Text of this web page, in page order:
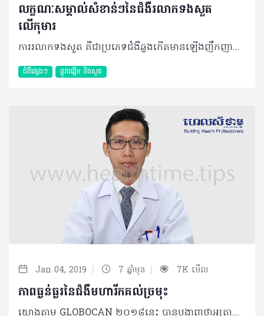
លក្ខណៈសម្គាល់សំខាន់ៗនៃជំងឺរលាកទងសួត
លើកុមារ
ការរលាកទងសួត គឺជាប្រភេទជំងឺឆ្លងកើតមានឡើងញឹកញាប់ចំពោះក្មេងតូច និងទារក ដោយសារមានការរលាក និងស្ទះក្នុងទងសួត (Bronchiole) ដែលភាគច្រើនបង្កឡើងពីវីរុស។ ជាធម្មតារយៈពេលនៃជំងឺរលាកទងសួត គឺនៅអំឡុងខែត្រជាក់។ ជំងឺរលាកទងសួត ចាប់ផ្តើមជាមួយនឹងរោគសញ្ញាប្រហាក់ប្រហែលទៅនឹងជំងឺផ្តាសាយ ប៉ុន្តែវាអាចវិវឌ្ឍទៅជាក្អក ឮសំឡេងពេលដកដង្ហើម និងពេលខ្លះពិបាកដកដង្ហើម។ សញ្ញានៃការរលាកទងសួតអាចស្ថិតនៅពីច្រើនថ្ងៃទៅច្រើនសប្តាហ៍ ឬរហូតដល់មួយខែ។ កុមារភាគច្រើនបានធូរស្រាលដោយការសម្រាកព្យាបាលនៅផ្ទះ និងមានភាគរយតិចបំផុតដែលទាមទារឲ្យមានការព្យាបាលនៅមន្ទីរពេទ្យ។ លក្ខណៈនៃជំងឺ ការរលាកដែលប៉ះពាល់ផ្នែកនៃសួតត្រង់ bronchioles ត្រូវបានហៅថាជាជំងឺរលាកទងសួត។ Bronchioles មានលក្ខណៈតូច បំពង់មែកធាងដែលដឹកនាំខ្យល់ចេញចូលពីសួត។ នៅពេលបំពង់នេះ ត្រូវបានឆ្លងមេរោគ វាឡើងហើម និងពេញដោយស្លេស្ម ដែលធ្វើឲ្យពិបាកក្នុងការដកដង្ហើម។ ជំងឺរលាកទងសួតជាធម្មតាប៉ះពាល់ដល់ក្មេងអាយុក្រោម ២ឆ្នាំ ដែលអាចជាដោយខ្លួនឯងចំពោះក្មេងភាគច្រើន ប៉ុន្តែកុមារខ្លះដែលមានជំងឺនេះត្រូវការជួបប្រឹក្សាជាមួយគ្រូពេទ្យជាចាំបាច់។ ការចម្លងរោគ មូលហេតុចម្បងនៃការរលាកទងសួតគឺបណ្ដាលមកពីវីរុសមានឈ្មោះថា respiratory syncytial virus ឬ RSV។ វីរុសប្រភេទនេះរស់នៅក្នុងដំណក់ទឹកល្អិតៗ ដែលមាននៅក្នុងខ្យល់ពេលអ្នកជំងឺក្អក ឬកណ្តាស់ដែលអាចសាយភាយបានយ៉ាងងាយស្រួលពីមនុស្សម្នាក់ ទៅកាន់មនុស្សម្នាក់ទៀត។ រោគសញ្ញា ជាទូទៅ ការរលាកទងសួត ចាប់ផ្តើមដូចជាជំងឺផ្តាសាយដែរ ដែលកុមារតែងលេចឡើងនូវអាការៈដូចខាងក្រោម៖ • តឹងច្រមុះ ឬហៀរសម្បោរ • ក្អកដែលមានលក្ខណៈស្រាល • ក្តៅខ្លួនលើសពី៣៨ អង្សាសេ • ថយចុះចំណង់អាហារ។ នៅពេលការរលាកទងសួតកាន់តែវិវឌ្ឍធ្ងន់ធ្ងរ កុមារអាចលេចឡើងនូវសញ្ញាបន្ថែមរួមមាន៖ • ដកដង្ហើមញាប់ ឬមានបញ្ហាដង្ហើម៖ ចំពោះទារក សញ្ញាដំបូងអាចជាការផ្អាកដង្ហើមក្នុងរយៈពេលពី ១៥វិនាទី ឬ២០វិនាទី • ឮសំឡេងពេលដកដង្ហើម (ជាធម្មតាមានរយៈពេល៧ថ្ងៃ) • ក្អកធ្ងន់ធ្ងរ (រហូតដល់១៤ថ្ងៃ ឬយូរជាងនេះ) • មានបញ្ហាក្នុងការញ៉ាំ និងផឹក (ដោយសារសញ្ញាផ្សេងៗ)។ ការព្យាបាល ការព្យាបាលសំខាន់បំផុតនៃជំងឺរលាកទងសួត គឺត្រូវប្រាកដថាទារក ឬកូនរបស់អ្នកទទួលបានអុកស៊ីសែនគ្រប់គ្រាន់ ដោយគ្រូពេទ្យ ឬគិលានុបដ្ឋាកត្រូវបឺតស្លេស្មចេញពីច្រមុះកូនអ្នក ឬផ្តល់ខ្យល់មានសំណើម ឬអុកស៊ីសែនសម្រាប់ការដកដង្ហើម។ គួរបញ្ជាក់ថាគ្រូពេទ្យនឹងមិនផ្តល់ថ្នាំអង់ទីប៊ីយ៉ូទិកទេ ព្រោះការរលាកទងសួតបង្កឡើងពីវីរុស ហើយអង់ទីប៊ីយ៉ូទិកមិនមានប្រសិទ្ធភាពសម្លាប់វីរុសបានឡើយ។ ការថែទាំទារក ជាការពិតណាស់ គន្លឹះមួយចំនួនដែលឪពុកម្តាយគួរអនុវត្តដើម្បីជួយដល់កូនៗពីជំងឺរលាកទងសួតនេះរួមមាន៖ • ត្រូវប្រាកដថាកូនអ្នកទទួលបានជាតិទឹកគ្រប់គ្រាន់ • ប្រើប្រាស់ឧបករណ៍ផ្តល់សំណើមក្នុងបន្ទប់គេងរបស់កូនអ្នក • បើកូនអ្នកមិនស្រួលដោយសារក្តៅខ្លួន អ្នកអាចព្យាបាលដោយប្រើប៉ារ៉ាសេតាម៉ុល ឬ Ibuprofen • ចៀសវាងការប្រើ Aspirin ចំពោះក្មេងអាយុតិចជាង ១៨ឆ្នាំ • សម្អាតច្រមុះកូនអ្នកជាមួយសូលុយស្យុងសេរ៉ូមប្រៃ • បើកូនអ្នកមានអាយុលើសពី១ឆ្នាំ អាចផ្តល់អាហារក្តៅឧណ្ហៗ សារធាតុរាវថ្លាដើម្បីសម្រួលបំពង់ក និងជួយកាត់បន្ថយស្លេស្ម • ឲ្យកូនអ្នកគេងកើយខ្នើយបើពួកគេអាយុលើសពីមួយឆ្នាំ (មិនត្រូវប្រើខ្នើយទេបើកូនអ្នកអាយុក្រោម ១ឆ្នាំ) • គួរគេងក្នុងបន្ទប់ជាមួយកូនអ្នក ដូច្នេះ អ្នកនឹងអាចដឹងភ្លាមៗប្រសិនពួកគេពិបាកដកដង្ហើម • មិនអនុញ្ញាតឲ្យមាននរណាម្នាក់ជក់បារីនៅក្បែរកូនអ្នកឡើយ។ ការការពារ អ្នកអាចកាត់បន្ថយឱកាសដែលកូនអ្នកនឹងកើតជំងឺរលាកទងសួតដោយ៖ • លាងសម្អាតដៃអ្នក និងដៃកូនរបស់អ្នកឲ្យបានញឹកញាប់ជាមួយសាប៊ូដុំ និងទឹក ឬប្រើអាល់កុលជូតដៃ • នៅឲ្យឆ្ងាយពីមនុស្សពេញវ័យ ឬក្មេងដែលឈឺ • ចាក់វ៉ាក់សាំងបង្ការជំងឺផ្តាសាយជាប្រចាំចំពោះអ្នក និងកូនតូចរបស់អ្នក។ ជំងឺរលាកទងសួតអាចលាប់ឡើងវិញ ហើយការបង្ករោគអាចកើតឡើងលើសពីម្តងអំឡុងពេលជាមួយគ្នាក្នុងរដូវកាលនៃជំងឺផ្លូវដង្ហើម ហើយអ្នកជំងឺខ្លះអាចមានការបង្ករោគពីវីរុសពីរផ្សេងគ្នាក្នុងពេលតែមួយ។ បន្ថែមពីនោះ គ្រប់អ្នកជំងឺរលាកទងសួតត្រូវរក្សាគម្លាតឲ្យនៅដាច់ដោយឡែកពីអ្នកជំងឺផ្សេងទៀតដែលមាន និងគ្មានជំងឺរលាកទងសួត។ ប្រសិនបើចាំបាច់ អ្នកជំងឺដែលបង្កពីវីរុសដូចគ្នាអាចនៅបន្ទប់ជាមួយគ្នា ទោះជាយ៉ាងណាក៏ដោយបម្រុងប្រយ័ត្នគួរតែត្រូវបានអនុវត្តជានិច្ច។ ការវិវឌ្ឍ គួរបញ្ជាក់ដែរថា កុមារដែលធ្លាប់មានជំងឺរលាកទងសួតអាចនឹងពិបាកដកដង្ហើម ឬដកដង្ហើមឮម្តងទៀតក្នុងកម្រិតតែ៥០% ប៉ុណ្ណោះ។ ម៉្យាងទៀតគេនៅមិនទាន់ច្បាស់ថា តើវីរុសអាចបង្កឲ្យមានជំងឺហឺតបន្ថែមទៀត ឬកុមារដែលមានជំងឺហឺតអាចប្រឈមខ្ពស់ទៅនឹងជំងឺរលាកទងសួតឬយ៉ាងណា។ បកស្រាយដោយ៖ វេជ្ជបណ្ឌិត វ៉ាន សុខជា ឯកទេសរោគកុមារ សញ្ញាបត្រពីប្រទេសបារំាងនិងអូស្ត្រាលី បម្រើការនៅមន្ទីរពេទ្យកុមារជាតិ និងជាប្រធានមន្ទីរសំរាកព្យាបាលរោគកុមារ ម៉ាក់ស៊ីឃែរ អត្ថបទ៖ ដកស្រង់ចេញពីទស្សនាវដ្ដី ហេលស៍ថាម ប្រូ លេខ ៨៣ 2019 រក្សាសិទ្ធិគ្រប់យ៉ាង​ដោយ Healthtime Corporation ចំពោះគ្រប់អត្ថបទដោយគ្មានផ្នែកណាមួយត្រូវបោះពុម្ពផ្សាយចូលប្រព័ន្ធអុីនធឺណែតឧបករណ៍អេឡិចត្រូនិកអាត់ជាសំឡេងឬថតចំលងគ្រប់រូបភាពដោយគ្មានការអនុញ្ញាតឡើយ
ជំងឺផ្សេងៗ ផ្លូវដង្ហើម និងសួត
Jan 04, 2019 | 7 ឆ្នាំមុន | 7K មើល
ភាពធ្ងន់ធ្ងរនៃជំងឺមហារីកគល់ច្រមុះ
យោងតាម GLOBOCAN ២០១៨នេះ បានបង្ហាញថាអត្រានៃការកើតជំងឺមហារីកនៅទ្វីបអាស៊ីមានរហូតដល់ ៨៤.៦% ដែលជាអត្រាមួយច្រើនជាងគេ បើប្រៀបធៀបនឹងបណ្តាទ្វីបដទៃទៀតនៅលើសកលលោក។ ចំណែកនៅប្រទេសកម្ពុជាវិញ ដោយហេតុថា មិនទាន់មានការសិក្សាណាមួយអំពីជំងឺនេះ ដូច្នេះទិន្នន័យពិតប្រាកដទូទាំងប្រទេសក៏មិនទាន់មានដែរ។ប៉ុន្តែបើយោងតាមទិន្នន័យបានពីមន្ទីរពេទ្យមិត្តភាព​ខ្មែរ-សូវៀត ក្នុងរយៈពេល២ឆ្នាំចុងក្រោយនេះ (២០១៦- ២០១៧) បានបង្ហាញថា ជំងឺមហារីកគល់ច្រមុះបានជាប់ចំណាត់ថ្នាក់លេខ១ ក្នុងចំណោមជំងឺមហារីក​ ត្រចៀក ច្រមុះ បំពង់ក និងជាប់ចំណាត់ថ្នាក់លេខ៧ ក្នុងផ្នែកជំងឺមហារីក។ ជំងឺមហារីកគល់ច្រមុះ ឬភាសាបច្ចេកទេសហៅ ថា Nasopharyngeal Cancer គឺជាប្រភេទជំងឺមហារីកដែលជាទូទៅ វាចាប់ផ្តើមកើតមាននៅទីតាំងក្រោយរន្ធច្រមុះ ខាងលើបំពង់ក និងនៅជាប់បាតខួរក្បាល បន្ទាប់មកវាអាចរីករាលដាល ទៅផ្នែកផ្សេងៗនៃរាងកាយ។ យើងសង្កេតឃើញថាជំងឺមហារីកគល់ច្រមុះមានច្រើនប្រភេទណាស់ប៉ុន្តែបើយោងតាមអង្គការសុខភាពពិភពលោកឆ្នាំ ២០០៣ បានបែងចែកជំងឺនេះជា ៣ ប្រភេទធំៗ ដោយក្នុងនោះមានតែ២ប្រភេទប៉ុណ្ណោះ ដែលជួបប្រទះច្រើនជាងគេនៅលើពិភពលោក គឺប្រភេទទី២ និងទី៣ ហើយប្រភេទទី៣នេះត្រូវបានគេឲ្យ ឈ្មោះថា Undifferentiated Carcinoma Nasopharyngeal Tumor (UCNT)។ មូលហេតុ និងកត្តាប្រឈម ទោះបីជំងឺមហារីកគល់ច្រមុះគ្មានមូលហេតុច្បាស់លាស់យ៉ាងណាក៏ដោយ ប៉ុន្តែវាមានកត្តាប្រឈមចម្បងផ្សេងទៀត ដែលរួមមាន៖ • ការបង្ករោគដោយវីរុសមួយប្រភេទឈ្មោះថា Epstein-Barr Virus (EBV)៖ វីរុសប្រភេទនេះអាចមានលទ្ធភាពបង្កឲ្យកើតជាដុំសាច់ និងធ្វើឲ្យដុំសាច់វិវឌ្ឍក្លាយជាសាច់មហារីក ដែលភាគច្រើននៃការវិវឌ្ឍនេះនឹងក្លាយជាជំងឺមហារីកប្រភេទទី ២ ឬ៣តែម្តង • របបអាហារ៖ ការចូលចិត្តបរិភោគអាហារផ្អាប់ឬអាហារខ្លោច • ការជក់បារី៖ ការសិក្សាមួយកាលពីឆ្នាំ ២០១៣បានបង្ហាញថាអ្នកជក់បារីមានអត្រាប្រឈមខ្ពស់ ចំពោះការកើតជំងឺនេះរហូតដល់ ៦០% ច្រើនជាងអ្នកមិនជក់បារី • តំណពូជ៖ មានភាគរយតិចតួចកើតមានផងដែរ ចំពោះបុគ្គលដែលមានសមាជិកគ្រួសារធ្លាប់បានកើតជំងឺមហារីកនេះពីមុន។ រោគសញ្ញា និងយន្តការ រោគសញ្ញាតែងតែស្តែងចេញទៅតាមការវិវឌ្ឍរបស់ដុំសាច់ មានន័យថា ពេលទំហំដុំសាច់ក្នុងរន្ធច្រមុះតូច នោះរោគសញ្ញាមានតិចតួច ផ្ទុយមកវិញ ប្រសិនបើដុំសាច់រីកកាន់តែធំ នោះរោគសញ្ញា អាចមានកាន់តែច្រើន និងកាន់តែធ្ងន់ធ្ងរ ដូចជា៖ • រោគសញ្ញាទាក់ទងនឹងច្រមុះ៖ ការហូរឈាមច្រមុះ ដែលអាចហៀរចេញមកខាងក្រៅ ឬអាច ធ្លាក់ទៅផ្នែកខាងក្រោយតាមបំពង់កវិញ • រោគសញ្ញាទាក់ទងនឹងត្រចៀក៖ អាចបណ្តាលឲ្យមានការរលាកត្រចៀកកណ្តាល ឈឺត្រចៀកហ៊ឹងត្រចៀក ឬមានទឹករងៃក្នុងត្រចៀក • រោគសញ្ញាទាក់ទងនឹងសរសៃវិញ្ញាណ៖ រោគសញ្ញាទាំងនេះអាចកើតមាន ករណីដែលដុំសាច់ រីករាលដាលដល់បាតខួរក្បាល ហើយអាចស្តែងជា ការធ្លាក់ភ្នែកមួយចំហៀង ការទាញភ្នែកមួយ ចំហៀង ស្ពឹកមុខ ឈឺក្បាលខ្លាំងជាដើម។ ម៉្យាងវិញទៀត ប្រសិនបើដុំនេះវិវឌ្ឍលឿនទៅកាន់តំបន់ជិតៗ ជាពិសេសត្រង់ទីតាំងកូនកណ្តុរនៅក វាអាចនឹងបង្កឲ្យមានការឡើងកូនកណ្តុរនៅនឹងក ដែលអាចមានទំហំខុសៗគ្នាចាប់ពី ១សង់ទីម៉ែត្រឡើងទៅ។ អ្វីដែលគួរឲ្យព្រួយបារម្ភទៀតនោះគឺការវិវឌ្ឍនៃជំងឺដល់ដំណាក់កាលចុងក្រោយយ៉ាងលឿន ទៅកាន់តំបន់ឆ្ងាយៗដូចជា​ ឆ្អឹង សួត និងថ្លើម ហើយអ្នកជំងឺអាចនឹងមាន ជាអាការៈ ឈឺឆ្អឹងកងខ្នងខ្លាំង ចុកជើងខ្លាំង ឈឺតាមសរសៃប្រសាទ ចាក់មកជើង ដង្ហក់ ហត់ ក្អកមានឈាមឬឡើងលឿងជាដើម។ ការធ្វើរោគវិនិច្ឆ័យ ដើម្បីអាចសន្និដ្ឋានបានថាវាពិតជាជំងឺមហារីក គល់ច្រមុះមែននោះ គ្រូពេទ្យជំនាញត្រូវធ្វើតាមដំណាក់កាលដូចខាងក្រោម៖ • ពិនិត្យសញ្ញាគ្លីនិក (Clinical Examination) មានដូចជា ការស្ទាបរកមើលកូនកណ្តុរនៅ ក​ ការសាកសួរពីរោគសញ្ញា ប្រវត្តិនៃការរស់នៅ របបអាហារ និងប្រវត្តិគ្រួសារ។ បន្ទាប់មក ប្រសិនបើមានករណីសង្ស័យ ត្រូវបញ្ជូនអ្នកជំងឺ ឲ្យទៅជួបគ្រូពេទ្យឯកទេស ត្រចៀក ច្រមុះ បំពង់ក ដើម្បីបន្តការពិនិត្យឆ្លុះរកមើលសាច់ដុះនៅតំបន់កនោះតែម្តង។ • ការថតស្កែន ឬMRI ពីសំណាក់គ្រូពេទ្យ​ឯកទេសរូបភាពវេជ្ជសាស្រ្ត ដើម្បីផ្តល់ជាព័ត៌មាន​បញ្ជាក់ថា មានដុំសាច់ ឬមិនមាន ក្នុងករណី​ដែលគ្រូពេទ្យឯកទេស ត្រចៀក ច្រមុះ បំពង់កមិនអាចពិនិត្យបាន។ ករណីមានដុះសាច់ អ្នកជំងឺត្រូវ​បញ្ជូនមកជួបគ្រូពេទ្យឯកទេស ត្រចៀក ច្រមុះ បំពង់កម្តងទៀត ដើម្បីពិនិត្យឡើងវិញ និងច្រឹបសាច់នោះយកទៅវិភាគ។ ម៉្យាង​វិញទៀតការថតស្កែនក៏អាចវាយតម្លៃពីទំហំនៃការ​រីករាលដាល​ដុំសាច់ទៅដល់ឆ្អឹងក្បាលផងដែរ។ • ការវិភាគសាច់៖ សាច់ដែលបានច្រឹបហើយនឹងត្រូវបញ្ជូនបន្តទៅកាន់មន្ទីរពិសោធន៍វិភាគសាច់ដើម្បីសន្និដ្ឋានថាជាប្រភេទសាច់ស្លូត ឬសាច់​កាច។ ការត្រៀមខ្លួនរបស់អ្នកជំងឺមុនពេលធ្វើរោគវិនិច្ឆ័យ អ្នកជំងឺធម្មតាដែលគ្មានជំងឺប្រចាំកាយ គឺមិនចាំ បាច់មានជាការត្រៀមខ្លួនអ្វីច្រើននោះទេ។ លើកលែងតែ អ្នកជំងឺមានបញ្ហាតម្រងនោម ជំងឺទឹកនោមផ្អែម ទើបតម្រូវឲ្យធ្វើការពិនិត្យមុខងារតម្រងនោមជាមុនសិន ដោយហេតុថាការថតស្កែនអាច​ប៉ះពាល់ដល់តម្រងនោមតាមរយៈការចាក់បញ្ចូល​សារធាតុមួយប្រភេទ ដើម្បីឲ្យរូបភាពស្កែនកាន់តែ​ច្បាស់។ ចំណែកអ្នកជំងឺបេះដូង សរសៃឈាមដែលតែងប្រើប្រាស់ថ្នាំប្រឆាំងកំណកឈាម តម្រូវឲ្យបញ្ឈប់ការប្រើប្រាស់ថ្នាំនេះ ក្នុងរយៈពេល៧២ម៉ោងមុន និងក្រោយការច្រឹបដុំសាច់។ ការព្យាបាល បន្ទាប់ពីបានដឹងថា អ្នកជំងឺពិតជាមានជំងឺមហារីកមែនហើយ ក្រុមគ្រូពេទ្យឯកទេសនឹងធ្វើការវាយតម្លៃអំពីដំណាក់កាលនៃជំងឺជាមុន ទើបធ្វើការ​សម្រេចចិត្តជ្រើសរើសវិធីសាស្ត្រយកមកព្យាបាលដែលការព្យាបាលត្រូវបានចែកជា២ប្រភេទធំៗ គឺវិធីសាស្ត្របញ្ចាំងកាំរស្មី និងការប្រើថ្នាំគីមី៖ • ដំណាក់ទី១៖ ជាដំណាក់កាលដែលដុំសាច់​មានទំហំតូច ដូច្នេះ ការព្យាបាលគឺប្រើប្រាស់ការបាញ់កាំរស្មីតែម៉្យាងគត់ ប្រសិនបើមិនមានការចេញជាកូនកណ្តុរក។ ប៉ុន្តែប្រសិនបើក្នុងរយៈពេលតាមដានក្រោយការបញ្ចាំងកាំរស្មីអ្នកជំងឺមានលេចឡើងជាដុំសាច់នៅត្រង់កូនកណ្តុរកទៀតគ្រូពេទ្យអាចនឹងធ្វើការវះកាត់ដុំសាច់នោះចេញ។ • ដំណាក់ទី២ និង៣៖ ជាដំណាក់កាលដែលដុំសាច់មានទំហំធំជាងមុន បូករួមជាមួយការរាលដាលមកកូនកណ្តុរក នោះការព្យាបាលតម្រូវឲ្យមានការបញ្ចូលវិធីសាស្ត្រ ២ គឺមានទាំងការប្រើ​ប្រាស់ថ្នាំដើម្បីជួយបង្កើនប្រសិទ្ធភាពរបស់ការបាញ់កាំរស្មី និងការបញ្ចាំងកាំរស្មី ដើម្បីកម្ចាត់ចោលនូវដុំសាច់មហារីកនេះតែម្តង។ • ដំណាក់ទី៤៖ ជាដំណាក់ចុងក្រោយ ឬជាដំណាក់យឺតយ៉ាវ ដែលដុំសាច់អាចរាលដាល ចូលខួរក្បាល ឆ្អឹងខ្នង សួត និងថ្លើម។ ការព្យា បាលសម្រន់ការឈឺចាប់ ដោយការចាក់ថ្នាំគីមី ជាជម្រើសតែមួយគត់ដែលអាចប្រើប្រាស់ចំពោះអ្នកជំងឺ ដើម្បីជួយពន្យារអាយុជីវិត និងបង្កើនគុណ ភាពជីរិតរបស់អ្នកជំងឺបានខ្លះ។ ប៉ុន្តែ ប្រសិនបើអ្នកជំងឺអាចឆ្លើយតបនឹងការព្យាបាលបែបថ្នាំគីមីនេះបានល្អ ដោយដុំសាច់ប្រែជាតូចជាងមុន បាត់អស់កន្លែងរាលដាលនៅ ឆ្អឹងខ្នង សួត និងថ្លើម គ្រូពេទ្យជំនាញអាចនឹងពិភាក្សាក្នុងការបញ្ចាំងកាំរស្មី បំបាត់ដុំសាច់ត្រង់គល់ច្រមុះនោះឲ្យគាត់បន្តទៀត។ ផលរំខាននៃការព្យាបាល អ្នកជំងឺអាចនឹងទទួលបាននូវផលរំខានមួយចំនួន ទៅតាមប្រភេទនៃការព្យាបាល ប៉ុន្តែវាមិនបង្ក ផលប៉ះពាល់ដល់អាយុជីវិតអ្នកជំងឺទេ គ្រាន់តែរំខានដល់ការរស់នៅរបស់គាត់ប៉ុណ្ណោះ៖ • ការប្រើប្រាស់កាំរស្មី៖ អាចបង្កឲ្យមានការខូចខាតក្រពេញទឹកមាត់ (Parotid gland) ជាហេតុធ្វើឲ្យក្រពេញមិនអាចផលិតទឹកមាត់បាន ហើយអ្នកជំងឺមានសភាពស្ងួតមាត់ខ្លាំង។ ក្រៅពីនេះ អ្នកជំងឺអាចមានការរលាកមាត់ ឈឺមាត់ ពិបាកទទួលទានអាហារ ការរលាកស្បែកខាងក្រៅត្រង់តំបន់ក នៅអំឡុងពេលព្យាបាលផងដែរ។ ប៉ុន្តែអាការៈនេះនឹងបាត់ទៅវិញទាំងស្រុង ឬ៥០%បន្ទាប់ពីបញ្ចប់ការព្យាបាល។ • ការប្រើប្រាស់ថ្នាំគីមី៖ អាចបណ្តាលឲ្យមានការក្អួត ចង្អោរ និងចំនួនគ្រាប់ឈាមថយចុះជាដើម។ ការត្រៀមខ្លួនរបស់អ្នកជំងឺ គ្រប់ដំណាក់កាល ទាំងមុនពេល អំឡុងពេល និងក្រោយពេលព្យាបាល អ្នកជំងឺត្រូវសហការជា មួយគ្រូពេទ្យនិងធ្វើការត្រៀមខ្លួនជាស្រេចដូចជា៖ • តមអាហារហឹរ ជូរខ្លាំង ក្តៅខ្លាំង និងចៀសវាងការប៉ះផ្ទាល់នឹងកម្តៅថ្ងៃ • បរិភោគអាហារដែលផ្តល់សុខភាពល្អ មានបន្លែ ផ្លែឈើ ត្រី សាច់ ស៊ុត ជាពិសេសពិសា ទឹកឲ្យបានច្រើន • អាចប្រើប្រាស់ទឹកខ្ពុរមាត់ដែលមានសូដ្យូមប៊ីកាបូណាត ដើម្បីកាត់បន្ថយមេរោគក្នុងមាត់ចំពោះអ្នកជំងឺមានបញ្ហារលាកមាត់ • លាបក្រែមប្រឆាំងការរលាកនៅតំបន់ដែល រលាកខ្លាំង។ គួរបញ្ជាក់ថា ការព្យាបាលជំងឺនេះមិនតម្រូវឲ្យមានការសម្រាកព្យាបាលនៅមន្ទីរពេទ្យឡើយ អ្នកជំងឺអាចត្រឡប់ទៅផ្ទះវិញបាន ព្រមទាំងអាចប្រកបរបរទទួលទានបានធម្មតា លើកលែងតែការប៉ះ កម្តៅថ្ងៃ។ ផលវិបាកនៃភាពយឺតយាវ ករណីអ្នកជំងឺមិនបានរួសរាន់មកទទួលការព្យាបាលឲ្យបានទាន់ពេលវេលា នោះអ្នកជំងឺអាចនឹងប្រឈមមុខនឹងការរីករាលដាលដុំសាច់ ទៅកាន់តំបន់សំខាន់ផ្សេងទៀត នៃរាងកាយមានដូចជា ឆ្អឹង សួតនិងថ្លើម ដែលបង្កឲ្យអ្នកជំងឺមានអាការៈកាន់តែ ធ្ងន់ធ្ងរ ជាពិសេសអាចនឹងបាត់បង់អាយុ ជីវិតទៀតផង។ វិធីសាស្រ្តការពារ នៅពេលបានដឹងអំពីកត្តាប្រឈម និងមូលហេតុ ដែលបង្កឲ្យមានជំងឺនេះហើយ យើងអាចកាត់បន្ថយអត្រានៃការកើតជំងឺនេះបានខ្លះតាមរយៈ វិធីសាស្ត្រការពារខ្លួន ដូចខាងក្រោម៖ • រក្សាអនាម័យក្នុងការរស់នៅ ដើម្បីកុំឲ្យឆ្លងមេរោគពីបរិយាកាស ក៏ដូចជាពីអ្នកដទៃ • បរិភោគតែអាហារផ្តល់សុខភាពល្អ និងចៀសវាងការបរិភោគអាហារផ្អាប់ អាហារខ្លោច ស្រា បារី ជាដើម។ ការសិក្សារបស់ប្រទេសហុងកុង រយៈពេល ២៥ ឆ្នាំ ១៩៨៤-២០០៩ បានបង្ហាញថា អត្រាជំងឺមានការថយចុះរហូតដល់ ៥០% ដោយ គ្រាន់តែបញ្ឈប់ការញ៉ាំអាហារផ្អាប់ និងខ្លោច • ធ្វើលំហាត់ប្រាណឲ្យបានទៀងទាត់។ ប្រសិនបើមានរោគសញ្ញាដូចរៀបរាប់ខាងលើ សូមអញ្ជើញទៅជួបគ្រូពេទ្យឯកទេសជាបន្ទាន់ ដើម្បីទទួលបានការព្យាបាលទាន់ពេលវេលា មានប្រសិទ្ធភាព ចំណាយថវិកាតិច និងចំណេញពេលវេលា។ ម៉្យាងទៀត សូមបញ្ឈប់ការបរិភោគអាហារផ្អាប់ និងខ្លោច ឲ្យបានកាន់តែច្រើនកាន់ តែប្រសើរ។ បកស្រាយដោយ៖ វេជ្ជបណ្ឌិត រិទ្ធ សុភារិន ឯកទេសជំងឺមហារីក និងព្យាបាលដោយកាំរស្មី នៃមន្ទីរពេទ្យមិត្តភាពខ្មែរ-សូវៀត ©2019 រក្សាសិទ្ធិគ្រប់យ៉ាង​ដោយ Healthtime Corporation ចំពោះគ្រប់អត្ថបទដោយគ្មានផ្នែកណាមួយត្រូវបោះពុម្ពផ្សាយចូល ប្រព័ន្ធអ៊ីនធឺណែតឧបករណ៍អេឡិចត្រូនិកអាត់ជាសំឡេងឬថតចំលងគ្រប់រូបភាពដោយគ្មានការអនុញ្ញាតឡើយ